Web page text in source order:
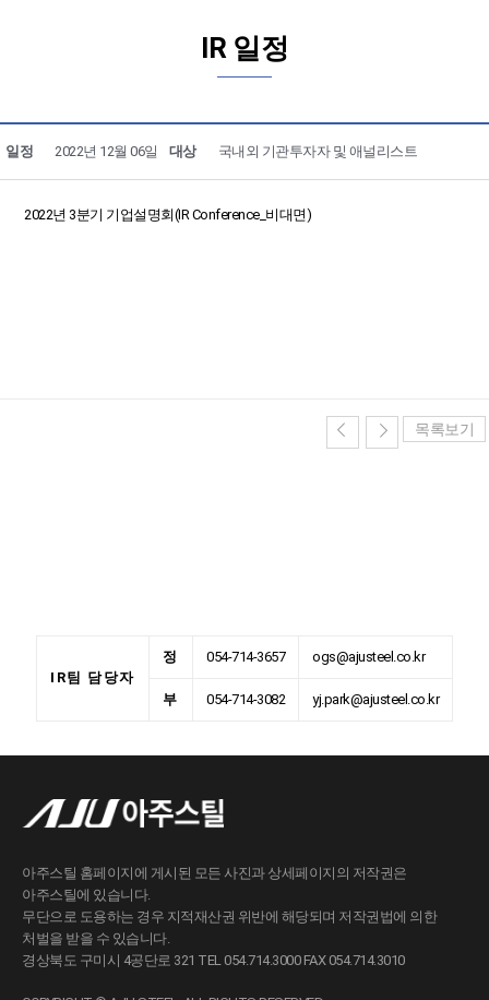
IR 일정
일정 2022년 12월 06일 대상 국내외 기관투자자 및 애널리스트
2022년 3분기 기업설명회(IR Conference_비대면)
목록보기
IR팀 담당자
정 054-714-3657 ogs@ajusteel.co.kr
부 054-714-3082 yj.park@ajusteel.co.kr
아주스틸 홈페이지에 게시된 모든 사진과 상세페이지의 저작권은
아주스틸에 있습니다.
무단으로 도용하는 경우 지적재산권 위반에 해당되며 저작권법에 의한
처벌을 받을 수 있습니다.
경상북도 구미시 4공단로 321 TEL 054.714.3000 FAX 054.714.3010